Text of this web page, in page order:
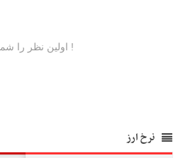
نرخ ارز